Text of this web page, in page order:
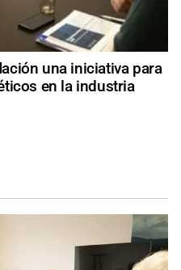
una iniciativa para
en la industria